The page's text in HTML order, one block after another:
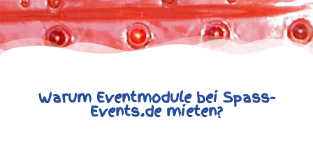
Warum Eventmodule bei Spass-
Events.de mieten?